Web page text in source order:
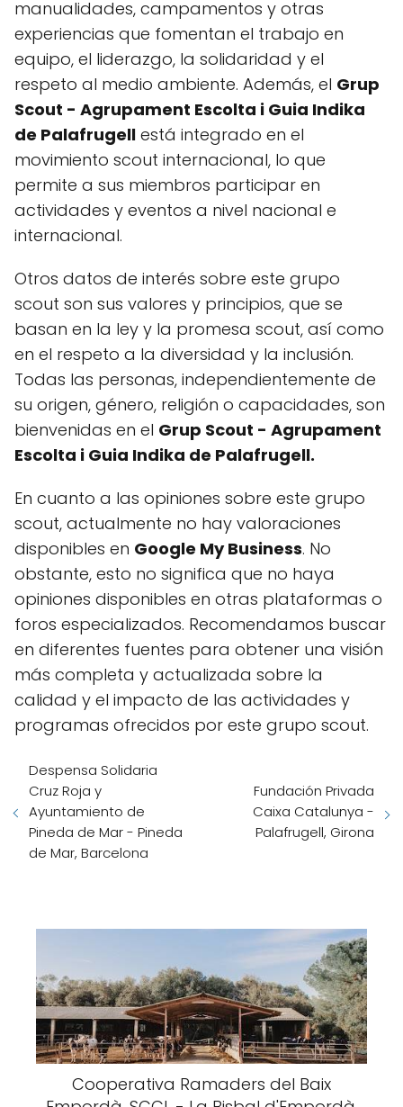
manualidades, campamentos y otras
experiencias que fomentan el trabajo en
equipo, el liderazgo, la solidaridad y el
respeto al medio ambiente. Además, el Grup
Scout - Agrupament Escolta i Guia Indika
de Palafrugell está integrado en el
movimiento scout internacional, lo que
permite a sus miembros participar en
actividades y eventos a nivel nacional e
internacional.
Otros datos de interés sobre este grupo
scout son sus valores y principios, que se
basan en la ley y la promesa scout, así como
en el respeto a la diversidad y la inclusión.
Todas las personas, independientemente de
su origen, género, religión o capacidades, son
bienvenidas en el Grup Scout - Agrupament
Escolta i Guia Indika de Palafrugell.
En cuanto a las opiniones sobre este grupo
scout, actualmente no hay valoraciones
disponibles en Google My Business. No
obstante, esto no significa que no haya
opiniones disponibles en otras plataformas o
foros especializados. Recomendamos buscar
en diferentes fuentes para obtener una visión
más completa y actualizada sobre la
calidad y el impacto de las actividades y
programas ofrecidos por este grupo scout.
Despensa Solidaria
Cruz Roja y
Ayuntamiento de
Pineda de Mar - Pineda
de Mar, Barcelona
Fundación Privada
Caixa Catalunya -
Palafrugell, Girona
Cooperativa Ramaders del Baix